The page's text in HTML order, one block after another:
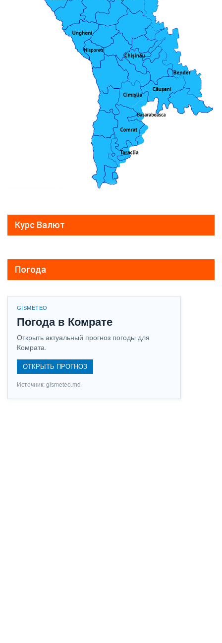
Курс Валют
Погода
GISMETEO
Погода в Комрате
Открыть актуальный прогноз погоды для
Комрата.
ОТКРЫТЬ ПРОГНОЗ
Источник: gismeteo.md